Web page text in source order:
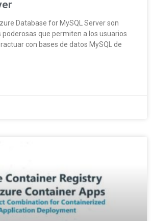
Database for MySQL Server son
que permiten a los usuarios
con bases de datos MySQL de